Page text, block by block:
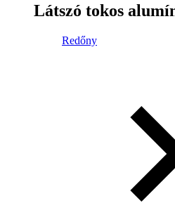
Látszó tokos
Redőny